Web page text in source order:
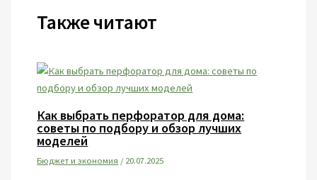
Также читают
Как выбрать перфоратор для дома:
советы по подбору и обзор лучших
моделей
Бюджет и экономия /20.07.2025